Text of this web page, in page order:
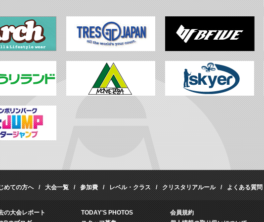
めての方へ 大会一覧 参加費 レベル・クラス クリスタリアルール よくある質問
の大会レポート
TODAY'S PHOTOS
会員規約